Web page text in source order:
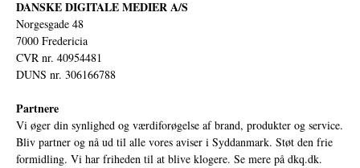
DANSKE DIGITALE MEDIER A/S
Norgesgade 48
7000 Fredericia
CVR nr. 40954481
DUNS nr. 306166788
Partnere
Vi øger din synlighed og værdiforøgelse af brand, produkter og service.
Bliv partner og nå ud til alle vores aviser i Syddanmark. Støt den frie
formidling. Vi har friheden til at blive klogere. Se mere på dkq.dk.